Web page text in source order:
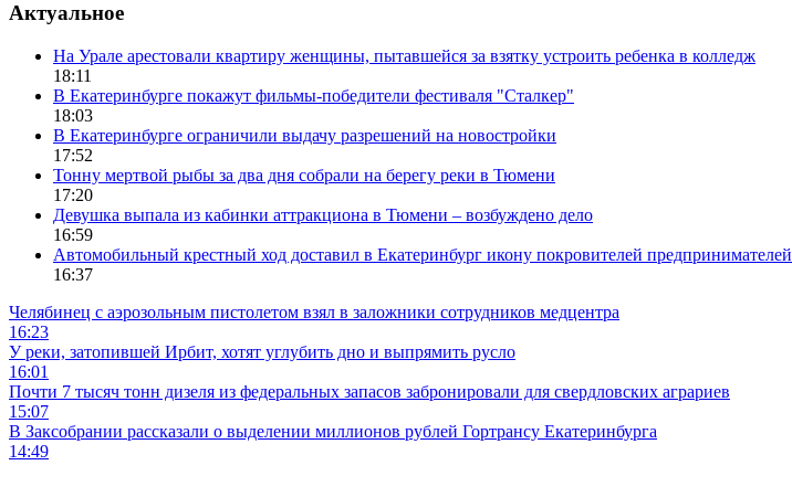
Актуальное
На Урале арестовали квартиру женщины, пытавшейся за взятку устроить ребенка в колледж
18:11
В Екатеринбурге покажут фильмы-победители фестиваля "Сталкер"
18:03
В Екатеринбурге ограничили выдачу разрешений на новостройки
17:52
Тонну мертвой рыбы за два дня собрали на берегу реки в Тюмени
17:20
Девушка выпала из кабинки аттракциона в Тюмени – возбуждено дело
16:59
Автомобильный крестный ход доставил в Екатеринбург икону покровителей предпринимателей
16:37
Челябинец с аэрозольным пистолетом взял в заложники сотрудников медцентра
16:23
У реки, затопившей Ирбит, хотят углубить дно и выпрямить русло
16:01
Почти 7 тысяч тонн дизеля из федеральных запасов забронировали для свердловских аграриев
15:07
В Заксобрании рассказали о выделении миллионов рублей Гортрансу Екатеринбурга
14:49